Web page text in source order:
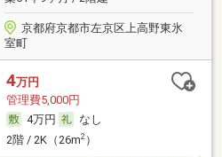
京都府京都市左京区上高野東氷
室町
4万円
管理費5,000円
4万円
なし
2階 / 2K（26m2）